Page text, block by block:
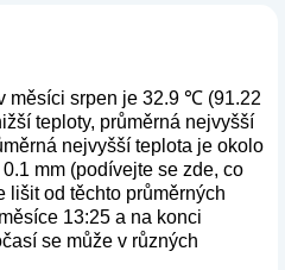
měsíci srpen je 32.9 ℃ (91.22
teploty, průměrná nejvyšší
nejvyšší teplota je okolo
mm (podívejte se zde, co
lišit od těchto průměrných
13:25 a na konci
se může v různých